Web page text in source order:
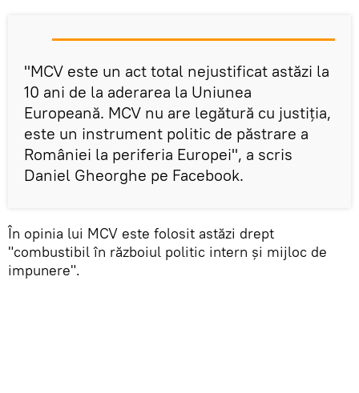
"MCV este un act total nejustificat astăzi la
10 ani de la aderarea la Uniunea
Europeană. MCV nu are legătură cu justiția,
este un instrument politic de păstrare a
României la periferia Europei", a scris
Daniel Gheorghe pe Facebook.
În opinia lui MCV este folosit astăzi drept
"combustibil în războiul politic intern și mijloc de
impunere".